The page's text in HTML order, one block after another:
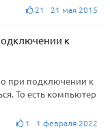
21 21 мая 2015
к
при подключении к
То есть компьютер
1 1 февраля 2022